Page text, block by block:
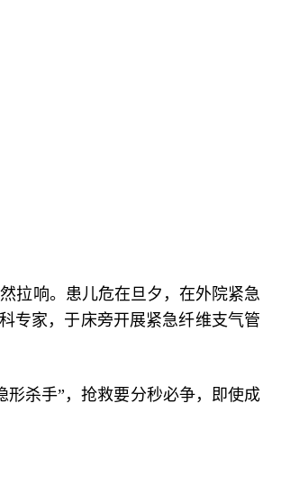
拉响。患儿危在旦夕，在外院紧急
专家，于床旁开展紧急纤维支气管
杀手”，抢救要分秒必争，即使成